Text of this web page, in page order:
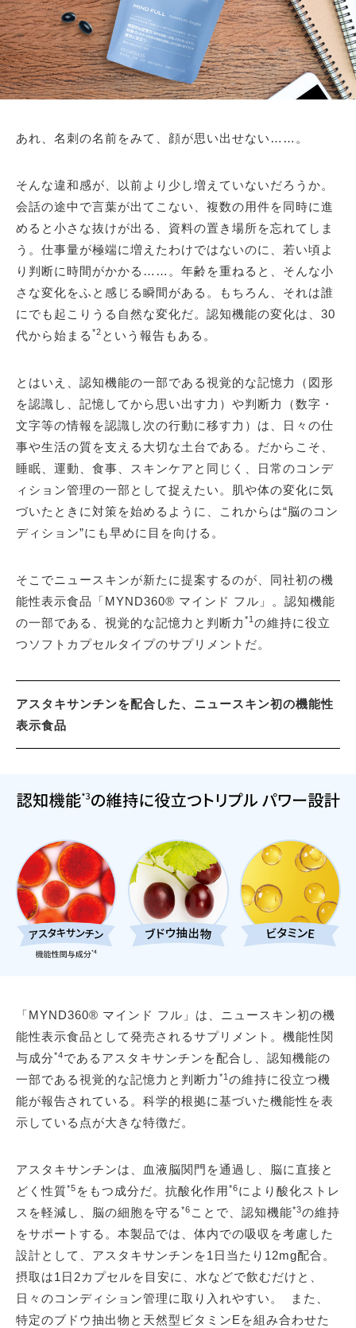
あれ、名刺の名前をみて、顔が思い出せない……。
そんな違和感が、以前より少し増えていないだろうか。
会話の途中で言葉が出てこない、複数の用件を同時に進
めると小さな抜けが出る、資料の置き場所を忘れてしま
う。仕事量が極端に増えたわけではないのに、若い頃よ
り判断に時間がかかる……。年齢を重ねると、そんな小
さな変化をふと感じる瞬間がある。もちろん、それは誰
にでも起こりうる自然な変化だ。認知機能の変化は、30
代から始まる *2 という報告もある。
とはいえ、認知機能の一部である視覚的な記憶力（図形
を認識し、記憶してから思い出す力）や判断力（数字・
文字等の情報を認識し次の行動に移す力）は、日々の仕
事や生活の質を支える大切な土台である。だからこそ、
睡眠、運動、食事、スキンケアと同じく、日常のコンデ
ィション管理の一部として捉えたい。肌や体の変化に気
づいたときに対策を始めるように、これからは“脳のコン
ディション”にも早めに目を向ける。
そこでニュースキンが新たに提案するのが、同社初の機
能性表示食品「MYND360® マインド フル」。認知機能
の一部である、視覚的な記憶力と判断力 *1 の維持に役立
つソフトカプセルタイプのサプリメントだ。
アスタキサンチンを配合した、ニュースキン初の機能性
表示食品
「MYND360® マインド フル」は、ニュースキン初の機
能性表示食品として発売されるサプリメント。機能性関
与成分*4であるアスタキサンチンを配合し、認知機能の
一部である視覚的な記憶力と判断力 *1 の維持に役立つ機
能が報告されている。科学的根拠に基づいた機能性を表
示している点が大きな特徴だ。
アスタキサンチンは、血液脳関門を通過し、脳に直接と
どく性質*5 をもつ成分だ。抗酸化作用*6により酸化ストレ
スを軽減し、脳の細胞を守る *6 ことで、認知機能*3の維持
をサポートする。本製品では、体内での吸収を考慮した
設計として、アスタキサンチンを1日当たり12mg配合。
摂取は1日2カプセルを目安に、水などで飲むだけと、
日々のコンディション管理に取り入れやすい。 また、
特定のブドウ抽出物と天然型ビタミンEを組み合わせた